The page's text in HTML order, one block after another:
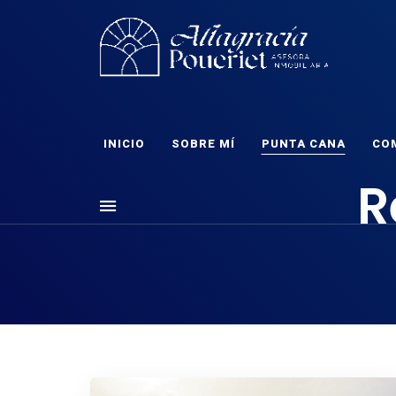
INICIO SOBRE MÍ PUNTA CANA